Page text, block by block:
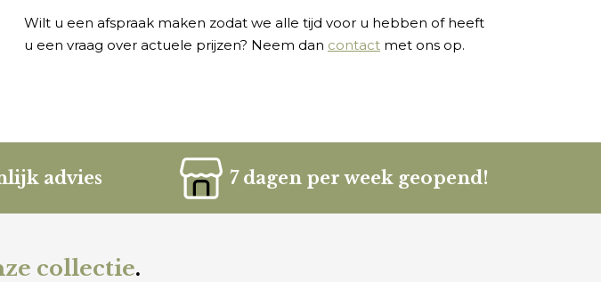
Wilt u een afspraak maken zodat we alle tijd voor u hebben of heeft
u een vraag over actuele prijzen? Neem dan contact met ons op.
advies 7 dagen per week geopend!
collectie.